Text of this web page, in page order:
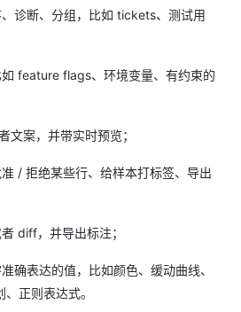
诊断、分组，比如 tickets、测试用
feature flags、环境变量、有约束的
案，并带实时预览；
/ 拒绝某些行、给样本打标签、导出
diff，并导出标注；
确表达的值，比如颜色、缓动曲线、
正则表达式。